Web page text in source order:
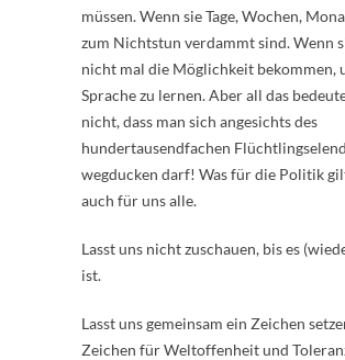
müssen. Wenn sie Tage, Wochen,
zum Nichtstun verdammt sind. Wenn
nicht mal die Möglichkeit bekommen,
Sprache zu lernen. Aber all das
nicht, dass man sich angesichts des
hundertausendfachen
wegducken darf! Was für die Politik
auch für uns alle.
Lasst uns nicht zuschauen, bis es
ist.
Lasst uns gemeinsam ein Zeichen
Zeichen für Weltoffenheit und